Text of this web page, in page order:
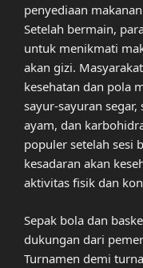
penyediaan
Setelah bermain,
untuk menikmati
akan gizi.
kesehatan dan pola
sayur-sayuran
ayam, dan
populer setelah sesi
kesadaran akan
aktivitas fisik dan
Sepak bola dan
dukungan dari
Turnamen demi